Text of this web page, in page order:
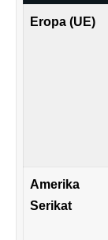
Eropa (UE)
Amerika
Serikat